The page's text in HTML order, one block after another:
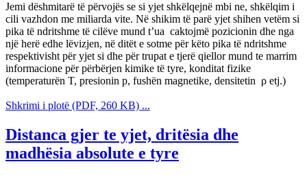
Jemi dëshmitarë të përvojës se si yjet shkëlqejnë mbi ne, shkëlqim i
cili vazhdon me miliarda vite. Në shikim të parë yjet shihen vetëm si
pika të ndritshme të cilëve mund t’ua caktojmë pozicionin dhe nga
një herë edhe lëvizjen, në ditët e sotme për këto pika të ndritshme
respektivisht për yjet si dhe për trupat e tjerë qiellor mund te marrim
informacione për përbërjen kimike të tyre, konditat fizike
(temperaturën T, presionin p, fushën magnetike, densitetin ρ etj.)
Shkrimi i plotë (PDF, 260 KB) ...
Distanca gjer te yjet, dritësia dhe
madhësia absolute e tyre